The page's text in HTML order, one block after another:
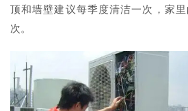
顶和墙壁建议每季度清洁一次，家
次。